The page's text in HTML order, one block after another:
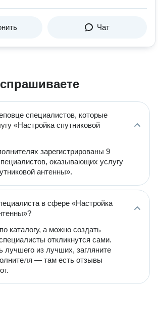
Чат
специалистов, которые
«Настройка спутниковой
зарегистрированы 9
оказывающих услугу
антенны».
в сфере «Настройка
каталогу, а можно создать
откликнутся сами.
лучшего из лучших, загляните
— там есть отзывы